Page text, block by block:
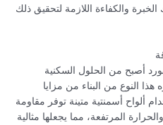
والكفاءة اللازمة لتحقيق ذلك
أصبح من الحلول السكنية
هذا النوع من البناء من مزايا
ألواح أسمنتية متينة توفر مقاومة
المرتفعة، مما يجعلها مثالية